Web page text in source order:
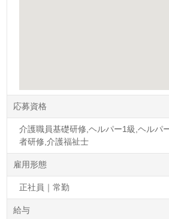
応募資格
介護職員基礎研修,ヘルパー1級,ヘルパ
者研修,介護福祉士
雇用形態
正社員｜常勤
給与